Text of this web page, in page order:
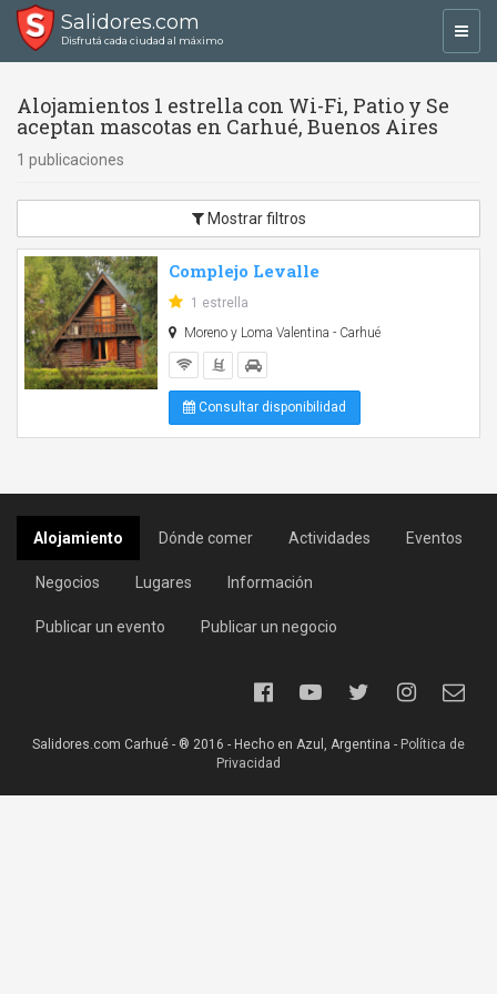
Salidores.com
Disfrutá cada ciudad al máximo
Alojamientos 1 estrella con Wi-Fi, Patio y Se
aceptan mascotas en Carhué, Buenos Aires
1 publicaciones
Mostrar filtros
Complejo Levalle
1 estrella
Moreno y Loma Valentina - Carhué
Consultar disponibilidad
Alojamiento Dónde comer Actividades Eventos
Negocios Lugares Información
Publicar un evento Publicar un negocio
Salidores.com Carhué - ® 2016 - Hecho en Azul, Argentina - Política de
Privacidad